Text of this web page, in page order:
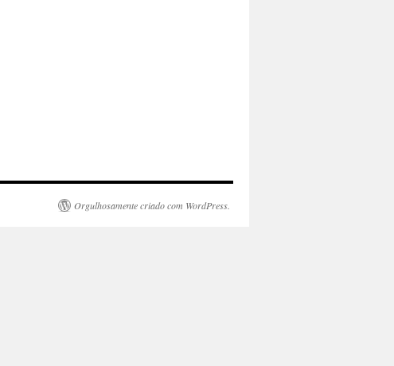
Orgulhosamente criado com WordPress.